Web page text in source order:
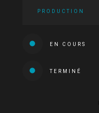
PRODUCTION
EN COURS
TERMINÉ